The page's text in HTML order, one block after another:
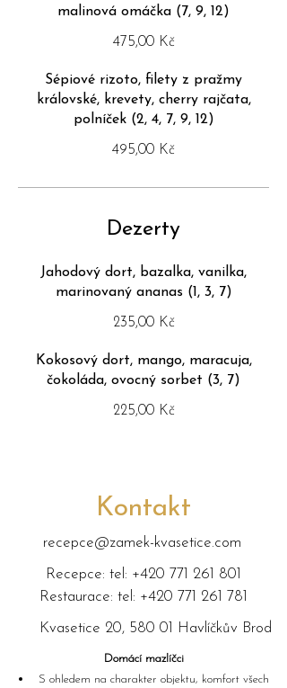
malinová omáčka (7, 9, 12)
475,00 Kč
Sépiové rizoto, filety z pražmy
královské, krevety, cherry rajčata,
polníček (2, 4, 7, 9, 12)
495,00 Kč
Dezerty
Jahodový dort, bazalka, vanilka,
marinovaný ananas (1, 3, 7)
235,00 Kč
Kokosový dort, mango, maracuja,
čokoláda, ovocný sorbet (3, 7)
225,00 Kč
Kontakt
recepce@zamek-kvasetice.com
Recepce: tel: +420 771 261 801
Restaurace: tel: +420 771 261 781
Kvasetice 20, 580 01 Havlíčkův Brod
Domácí mazlíčci
S ohledem na charakter objektu, komfort všech